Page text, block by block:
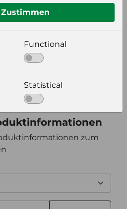
für Ihr Bild aus
zum
Functional
Statistical